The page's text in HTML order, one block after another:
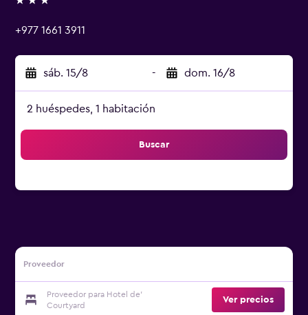
3 estrellas
+977 1661 3911
sáb. 15/8 - dom. 16/8
2 huéspedes, 1 habitación
Buscar
Proveedor
Proveedor para Hotel de'
Courtyard
Ver precios